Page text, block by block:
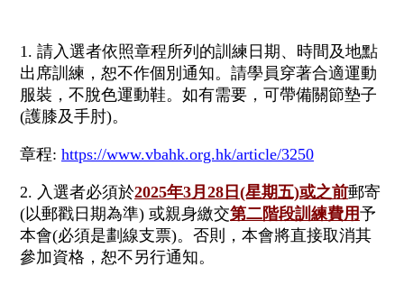
1. 請入選者依照章程所列的訓練日期、時間及地點
出席訓練，恕不作個別通知。請學員穿著合適運動
服裝，不脫色運動鞋。如有需要，可帶備關節墊子
(護膝及手肘)。
章程: https://www.vbahk.org.hk/article/3250
2. 入選者必須於2025年3月28日(星期五)或之前郵寄
(以郵戳日期為準) 或親身繳交第二階段訓練費用予
本會(必須是劃線支票)。否則，本會將直接取消其
參加資格，恕不另行通知。